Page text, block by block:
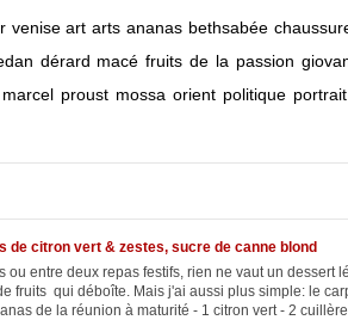
venise art arts ananas bethsabée
dérard macé fruits de la passion
marcel proust mossa orient politique portrait
de citron vert & zestes, sucre de canne blond
ou entre deux repas festifs, rien ne vaut un dessert
fruits qui déboîte. Mais j'ai aussi plus simple: le
de la réunion à maturité - 1 citron vert - 2